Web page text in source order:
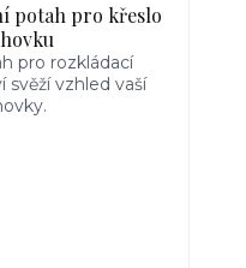
potah pro křeslo
pro rozkládací
svěží vzhled vaší